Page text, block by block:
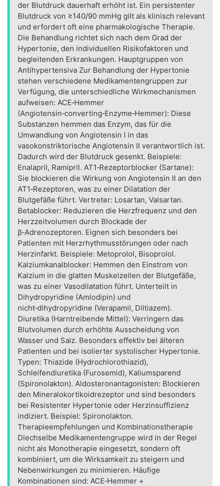
der Blutdruck dauerhaft erhöht ist. Ein persistenter
Blutdruck von ≥140/90 mmHg gilt als klinisch relevant
und erfordert oft eine pharmakologische Therapie.
Die Behandlung richtet sich nach dem Grad der
Hypertonie, den individuellen Risikofaktoren und
begleitenden Erkrankungen. Hauptgruppen von
Antihypertensiva Zur Behandlung der Hypertonie
stehen verschiedene Medikamentengruppen zur
Verfügung, die unterschiedliche Wirkmechanismen
aufweisen: ACE‑Hemmer
(Angiotensin‑converting‑Enzyme‑Hemmer): Diese
Substanzen hemmen das Enzym, das für die
Umwandlung von Angiotensin I in das
vasokonstriktorische Angiotensin II verantwortlich ist.
Dadurch wird der Blutdruck gesenkt. Beispiele:
Enalapril, Ramipril. AT1‑Rezeptorblocker (Sartane):
Sie blockieren die Wirkung von Angiotensin II an den
AT1‑Rezeptoren, was zu einer Dilatation der
Blutgefäße führt. Vertreter: Losartan, Valsartan.
Betablocker: Reduzieren die Herzfrequenz und den
Herzzeitvolumen durch Blockade der
β‑Adrenozeptoren. Eignen sich besonders bei
Patienten mit Herzrhythmusstörungen oder nach
Herzinfarkt. Beispiele: Metoprolol, Bisoprolol.
Kalziumkanalblocker: Hemmen den Einstrom von
Kalzium in die glatten Muskelzellen der Blutgefäße,
was zu einer Vasodilatation führt. Unterteilt in
Dihydropyridine (Amlodipin) und
nicht‑dihydropyridine (Verapamil, Diltiazem).
Diuretika (Harntreibende Mittel): Verringern das
Blutvolumen durch erhöhte Ausscheidung von
Wasser und Salz. Besonders effektiv bei älteren
Patienten und bei isolierter systolischer Hypertonie.
Typen: Thiazide (Hydrochlorothiazid),
Schleifendiuretika (Furosemid), Kaliumsparend
(Spironolakton). Aldosteronantagonisten: Blockieren
den Mineralokortikoidrezeptor und sind besonders
bei Resistenter Hypertonie oder Herzinsuffizienz
indiziert. Beispiel: Spironolakton.
Therapieempfehlungen und Kombinationstherapie
Diechselbe Medikamentengruppe wird in der Regel
nicht als Monotherapie eingesetzt, sondern oft
kombiniert, um die Wirksamkeit zu steigern und
Nebenwirkungen zu minimieren. Häufige
Kombinationen sind: ACE‑Hemmer +